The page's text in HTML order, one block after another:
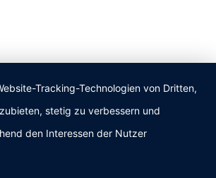
Tracking-Technologien von Dritten,
stetig zu verbessern und
den Interessen der Nutzer